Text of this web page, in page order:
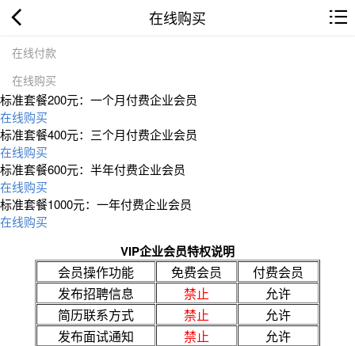
在线购买
在线付款
在线购买
标准套餐200元：一个月付费企业会员
在线购买
标准套餐400元：三个月付费企业会员
在线购买
标准套餐600元：半年付费企业会员
在线购买
标准套餐1000元：一年付费企业会员
在线购买
VIP企业会员特权说明
会员操作功能 免费会员
付费会员
发布招聘信息
禁止
允许
简历联系方式
禁止
允许
发布面试通知
禁止 允许